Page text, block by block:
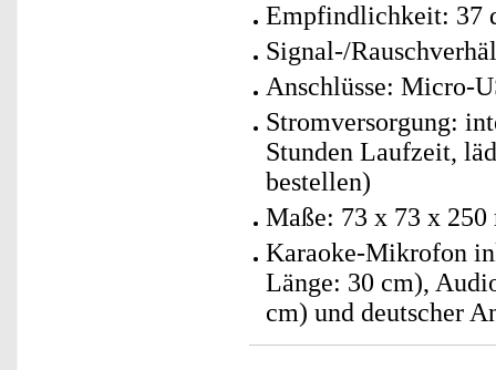
Empfindlichkeit: 37
Signal-/
Anschlüsse: Micro-
Stromversorgung:
Stunden Laufzeit,
bestellen)
Maße: 73 x 73 x
Karaoke-Mikrofon
Länge: 30 cm),
cm) und deutscher